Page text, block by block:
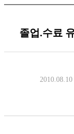
졸업.수료
2010.08.10